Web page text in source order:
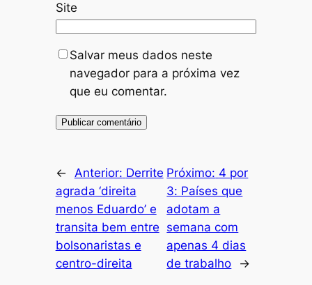
Site
Salvar meus dados neste
navegador para a próxima vez
que eu comentar.
← Anterior: Derrite
agrada ‘direita
menos Eduardo’ e
transita bem entre
bolsonaristas e
centro-direita
Próximo: 4 por
3: Países que
adotam a
semana com
apenas 4 dias
de trabalho
→